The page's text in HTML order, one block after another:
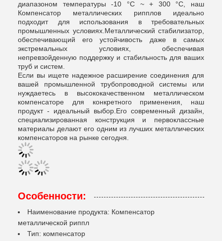
диапазоном температуры -10 °C ~ + 300 °C, наш
Компенсатор металлических рипплов идеально
подходит для использования в требовательных
промышленных условиях.Металлический стабилизатор,
обеспечивающий его устойчивость даже в самых
экстремальных условиях, обеспечивая
непревзойденную поддержку и стабильность для ваших
труб и систем.
Если вы ищете надежное расширение соединения для
вашей промышленной трубопроводной системы или
нуждаетесь в высококачественном металлическом
компенсаторе для конкретного применения, наш
продукт - идеальный выбор.Его современный дизайн,
специализированная конструкция и первоклассные
материалы делают его одним из лучших металлических
компенсаторов на рынке сегодня.
Особенности:
Наименование продукта: Компенсатор
металлической риппл
Тип: компенсатор